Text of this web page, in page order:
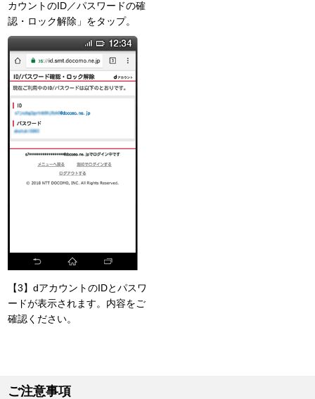
カウントのID／パスワードの確
認・ロック解除」をタップ。
【3】dアカウントのIDとパスワ
ードが表示されます。内容をご
確認ください。
ご注意事項